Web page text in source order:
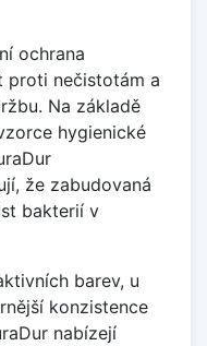
ochrana
proti nečistotám a
Na základě
hygienické
že zabudovaná
bakterií v
barev, u
konzistence
nabízejí